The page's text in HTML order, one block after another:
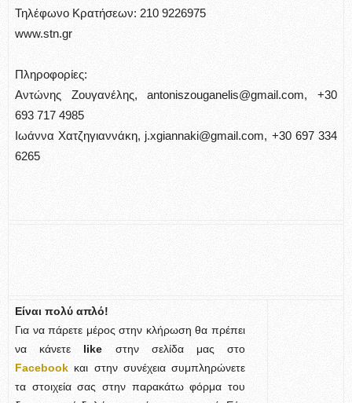
Τηλέφωνο Κρατήσεων: 210 9226975
www.stn.gr
Πληροφορίες:
Αντώνης Ζουγανέλης, antoniszouganelis@gmail.com, +30
693 717 4985
Ιωάννα Χατζηγιαννάκη, j.xgiannaki@gmail.com, +30 697 334
6265
Είναι πολύ απλό!
Για να πάρετε μέρος στην κλήρωση θα πρέπει
να κάνετε like στην σελίδα μας στο
Facebook και στην συνέχεια συμπληρώνετε
τα στοιχεία σας στην παρακάτω φόρμα του